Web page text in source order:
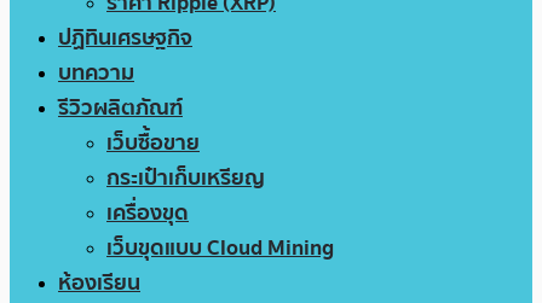
ปฏิทินเศรษฐกิจ
บทความ
รีวิวผลิตภัณฑ์
เว็บซื้อขาย
กระเป๋าเก็บเหรียญ
เครื่องขุด
เว็บขุดแบบ Cloud Mining
ห้องเรียน